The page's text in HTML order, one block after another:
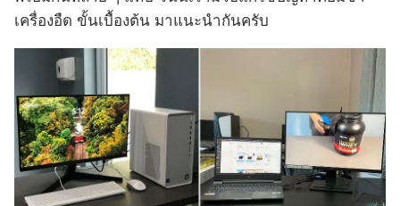
เครื่องอืด ขั้นเบื้องต้น มาแนะนำกันครับ